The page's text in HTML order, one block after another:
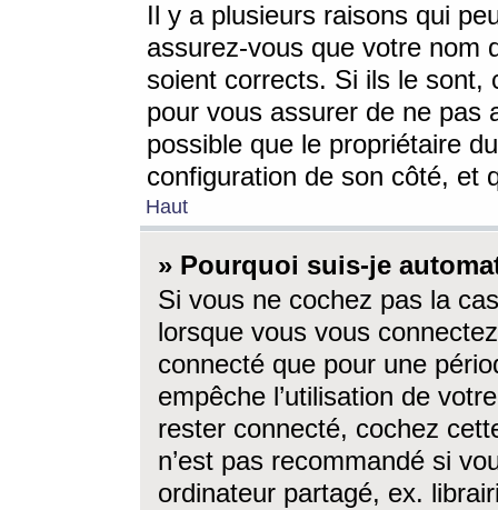
Il y a plusieurs raisons qui
assurez-vous que votre nom
soient corrects. Si ils le sont,
pour vous assurer de ne pas
possible que le propriétaire
configuration de son côté, et
Haut
» Pourquoi suis-je
Si vous ne cochez pas la
lorsque vous vous
connecté que pour une
empêche l’utilisation de
rester connecté, cochez
n’est pas recommandé si
ordinateur partagé, ex.